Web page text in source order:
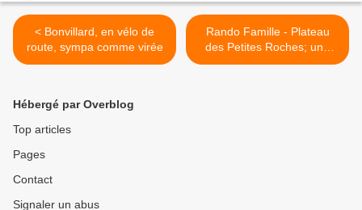
< Bonvillard, en vélo de
route, sympa comme virée
Rando Famille - Plateau
des Petites Roches; une
bonne idée de sortie >
Hébergé par Overblog
Top articles
Pages
Contact
Signaler un abus